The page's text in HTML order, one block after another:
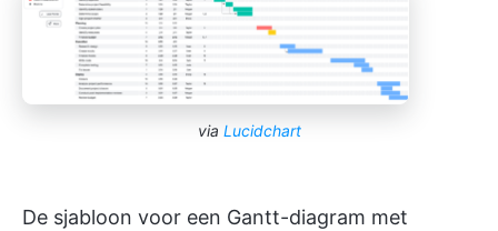
via Lucidchart
De sjabloon voor een Gantt-diagram met